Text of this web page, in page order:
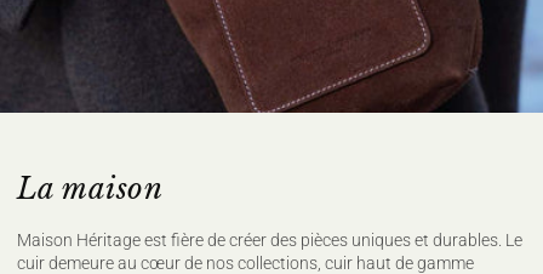
La maison
Maison Héritage est fière de créer des pièces uniques et durables. Le
cuir demeure au cœur de nos collections, cuir haut de gamme